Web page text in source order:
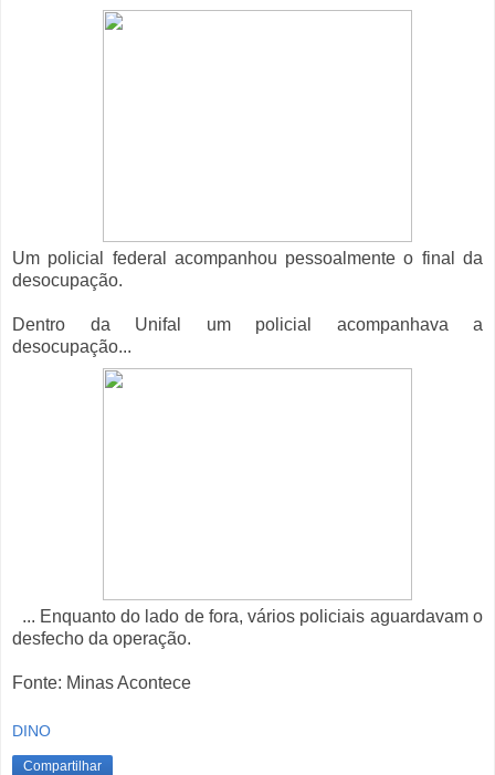
Um policial federal acompanhou pessoalmente o final da
desocupação.
Dentro da Unifal um policial acompanhava a
desocupação...
... Enquanto do lado de fora, vários policiais aguardavam o
desfecho da operação.
Fonte: Minas Acontece
DINO
Compartilhar